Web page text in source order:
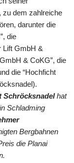
zu dem zahlreiche
darunter die
die
Lift GmbH &
& CoKG”, die
die “Hochficht
Schröcksnadelhat
Schladming
Bergbahnen
die Planai